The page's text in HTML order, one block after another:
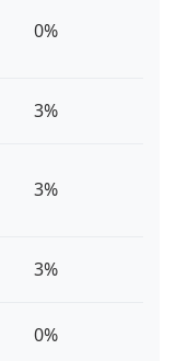
0%
3%
3%
3%
0%